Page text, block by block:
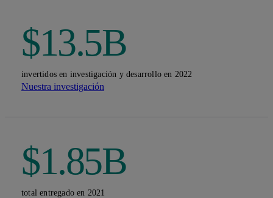
$13.5B
invertidos en investigación y desarrollo en 2022
Nuestra investigación
$1.85B
total entregado en 2021